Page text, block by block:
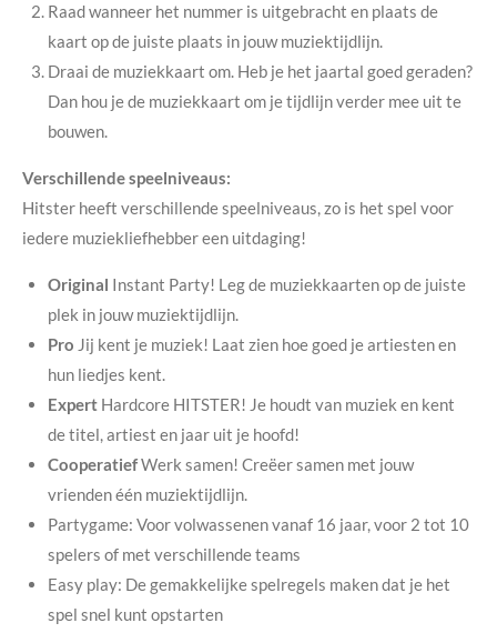
Raad wanneer het nummer is uitgebracht en plaats de
kaart op de juiste plaats in jouw muziektijdlijn.
Draai de muziekkaart om. Heb je het jaartal goed geraden?
Dan hou je de muziekkaart om je tijdlijn verder mee uit te
bouwen.
Verschillende speelniveaus:
Hitster heeft verschillende speelniveaus, zo is het spel voor
iedere muziekliefhebber een uitdaging!
Original Instant Party! Leg de muziekkaarten op de juiste
plek in jouw muziektijdlijn.
Pro Jij kent je muziek! Laat zien hoe goed je artiesten en
hun liedjes kent.
Expert Hardcore HITSTER! Je houdt van muziek en kent
de titel, artiest en jaar uit je hoofd!
CooperatiefWerk samen! Creëer samen met jouw
vrienden één muziektijdlijn.
Partygame: Voor volwassenen vanaf 16 jaar, voor 2 tot 10
spelers of met verschillende teams
Easy play: De gemakkelijke spelregels maken dat je het
spel snel kunt opstarten